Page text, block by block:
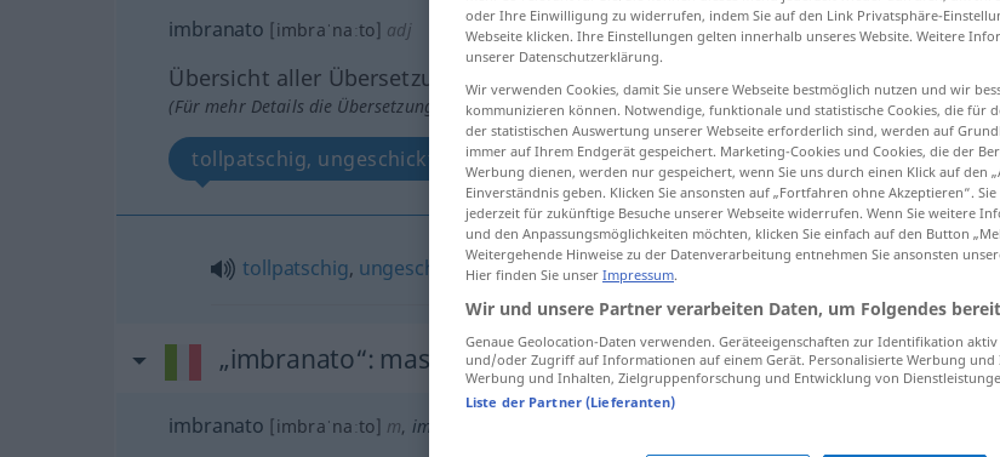
imbranato [imbraˈnaːto] adj
Übersicht aller Übersetzungen
(Für mehr Details die Übersetzung anklicken/antippen)
tollpatschig, ungeschickt
tollpatschig, ungeschickt imbranato
„imbranato“: maschile
imbranato [imbraˈnaːto] m,imbranata
oder Ihre Einwilligung zu widerrufen, indem Sie auf den Link Privatsphäre-
Webseite klicken. Ihre Einstellungen gelten innerhalb unseres Website. Weitere
unserer Datenschutzerklärung.
Wir verwenden Cookies, damit Sie unsere Webseite bestmöglich nutzen und wir
kommunizieren können. Notwendige, funktionale und statistische Cookies, die für
der statistischen Auswertung unserer Webseite erforderlich sind, werden auf
immer auf Ihrem Endgerät gespeichert. Marketing-Cookies und Cookies, die der
Werbung dienen, werden nur gespeichert, wenn Sie uns durch einen Klick auf den
Einverständnis geben. Klicken Sie ansonsten auf „Fortfahren ohne Akzeptieren“.
jederzeit für zukünftige Besuche unserer Webseite widerrufen. Wenn Sie weitere
und den Anpassungsmöglichkeiten möchten, klicken Sie einfach auf den Button
Weitergehende Hinweise zu der Datenverarbeitung entnehmen Sie ansonsten
Hier finden Sie unser Impressum.
Wir und unsere Partner verarbeiten Daten, um Folgendes
Genaue Geolocation-Daten verwenden. Geräteeigenschaften zur Identifikation
und/oder Zugriff auf Informationen auf einem Gerät. Personalisierte Werbung und
Werbung und Inhalten, Zielgruppenforschung und Entwicklung von
Liste der Partner (Lieferanten)